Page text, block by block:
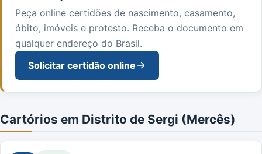
Peça online certidões de nascimento, casamento,
óbito, imóveis e protesto. Receba o documento em
qualquer endereço do Brasil.
Solicitar certidão online
Cartórios em Distrito de Sergi (Mercês)